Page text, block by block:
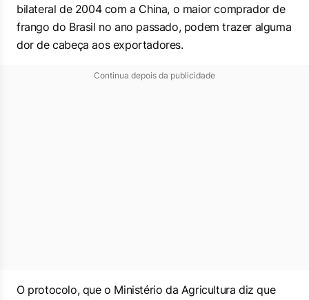
bilateral de 2004 com a China, o maior comprador de
frango do Brasil no ano passado, podem trazer alguma
dor de cabeça aos exportadores.
Continua depois da publicidade
O protocolo, que o Ministério da Agricultura diz que